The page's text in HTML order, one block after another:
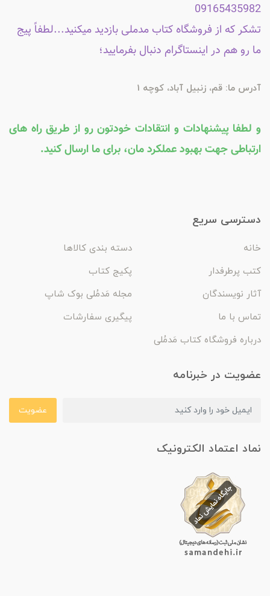
09165435982
تشکر که از فروشگاه کتاب مدملی بازدید میکنید...لطفاً پیج
ما رو هم در اینستاگرام دنبال بفرمایید؛
آدرس ما: قم، زنبیل آباد، کوچه 1
و لطفا پیشنهادات و انتقادات خودتون رو از طریق راه های
ارتباطی جهت بهبود عملکرد مان، برای ما ارسال کنید.
دسترسی سریع
خانه
دسته بندی کالاها
کتب پرطرفدار
پکیج کتاب
آثار نویسندگان
مجله مَدمُلی بوک شاپ
تماس با ما
پیگیری سفارشات
درباره فروشگاه کتاب مَدمُلی
عضویت در خبرنامه
عضویت
نماد اعتماد الکترونیک